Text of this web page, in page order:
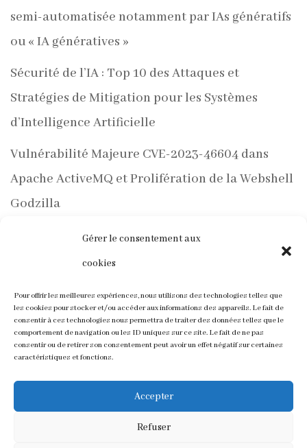
Gérer le consentement aux
cookies
Pour offrir les meilleures expériences, nous utilisons des technologies telles que
les cookies pour stocker et/ou accéder aux informations des appareils. Le fait de
consentir à ces technologies nous permettra de traiter des données telles que le
comportement de navigation ou les ID uniques sur ce site. Le fait de ne pas
consentir ou de retirer son consentement peut avoir un effet négatif sur certaines
caractéristiques et fonctions.
Accepter
Refuser
semi-automatisée notamment par IAs génératifs
ou « IA génératives »
Sécurité de l’IA : Top 10 des Attaques et
Stratégies de Mitigation pour les Systèmes
d’Intelligence Artificielle
Vulnérabilité Majeure CVE-2023-46604 dans
Apache ActiveMQ et Prolifération de la Webshell
Godzilla
PentestGPT de GreyDGL : Une Nouvelle Ère
d’Automatisation pour les Tests d’Intrusion avec
Varonis Met en Lumière une Vulnérabilité dans
Outlook et des Méthodes d’Accès aux Hachages
NTLM v2